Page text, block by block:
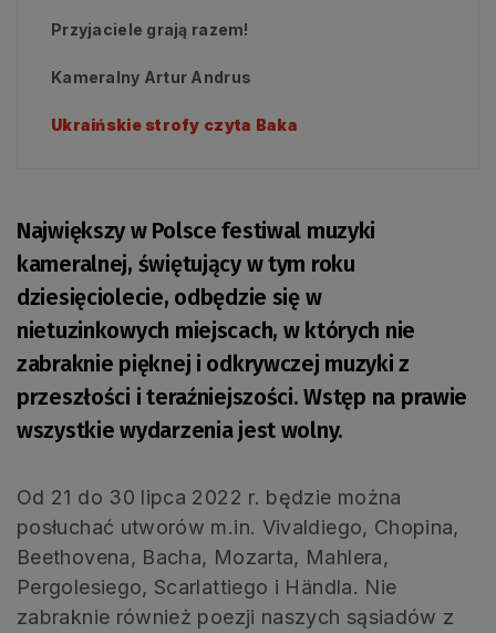
Przyjaciele grają razem!
Kameralny Artur Andrus
Ukraińskie strofy czyta Baka
Największy w Polsce festiwal muzyki
kameralnej, świętujący w tym roku
dziesięciolecie, odbędzie się w
nietuzinkowych miejscach, w których nie
zabraknie pięknej i odkrywczej muzyki z
przeszłości i teraźniejszości. Wstęp na prawie
wszystkie wydarzenia jest wolny.
Od 21 do 30 lipca 2022 r. będzie można
posłuchać utworów m.in. Vivaldiego, Chopina,
Beethovena, Bacha, Mozarta, Mahlera,
Pergolesiego, Scarlattiego i Händla. Nie
zabraknie również poezji naszych sąsiadów z